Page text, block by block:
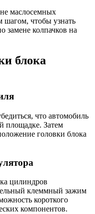
маслосемных
шагом, чтобы узнать
замене колпачков на
блока
что автомобиль
площадке. Затем
головки блока
цилиндров
клеммный зажим
короткого
компонентов.